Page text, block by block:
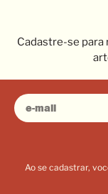
Cadastre-se para
Ao se cadastrar,